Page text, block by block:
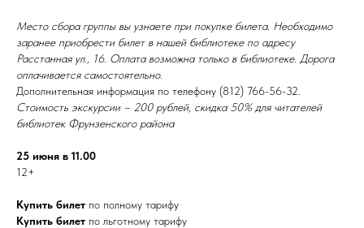
Место сбора группы вы узнаете при покупке билета. Необходимо
заранее приобрести билет в нашей библиотеке по адресу
Расстанная ул., 16. Оплата возможна только в библиотеке. Дорога
оплачивается самостоятельно.
Дополнительная информация по телефону (812) 766-56-32.
Стоимость экскурсии – 200 рублей, скидка 50% для читателей
библиотек Фрунзенского района
25 июня в 11.00
12+
Купить билет по полному тарифу
Купить билет по льготному тарифу